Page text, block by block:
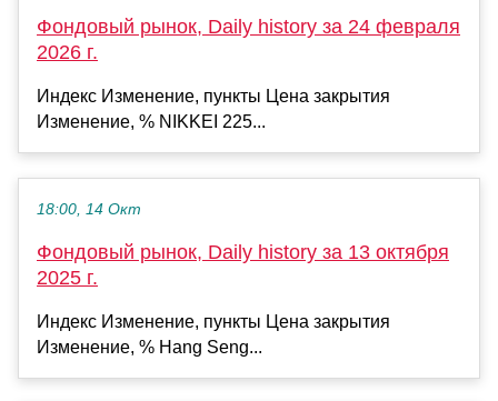
Фондовый рынок, Daily history за 24 февраля
2026 г.
Индекс Изменение, пункты Цена закрытия
Изменение, % NIKKEI 225...
18:00, 14 Окт
Фондовый рынок, Daily history за 13 октября
2025 г.
Индекс Изменение, пункты Цена закрытия
Изменение, % Hang Seng...